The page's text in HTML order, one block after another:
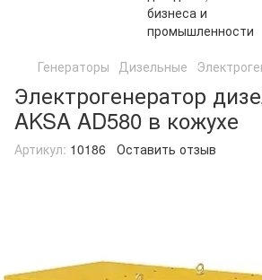
Генераторы Дизельные
Электрогенератор
AKSA AD580 в кожухе
Артикул: 10186 Оставить отзыв